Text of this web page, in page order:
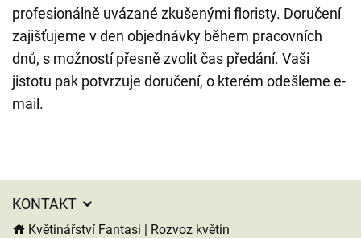
profesionálně uvázané zkušenými floristy. Doručení
zajišťujeme v den objednávky během pracovních
dnů, s možností přesně zvolit čas předání. Vaši
jistotu pak potvrzuje doručení, o kterém odešleme e-
mail.
KONTAKT
Květinářství Fantasi | Rozvoz květin